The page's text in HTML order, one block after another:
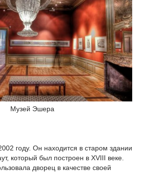
Музей Эшера
году. Он находится в старом здании
который был построен в XVIII веке.
дворец в качестве своей